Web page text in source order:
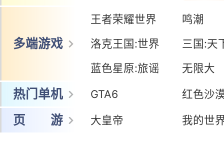
多端游戏
王者荣耀世界
鸣潮
洛克王国:世界
三国:天
蓝色星原:旅谣
无限大
热门单机 GTA6 红色沙
页 游 大皇帝 我的世